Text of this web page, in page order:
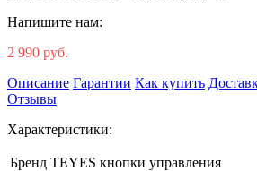
Напишите нам:
2 990 руб.
Описание Гарантии Как купить
Отзывы
Характеристики:
Бренд TEYES кнопки управления